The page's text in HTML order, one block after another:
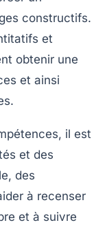
constructifs.
et
obtenir une
et ainsi
, il est
et des
des
à recenser
et à suivre